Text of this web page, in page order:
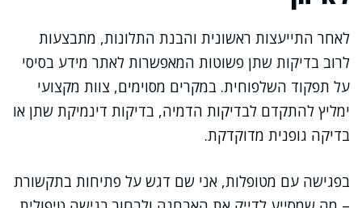
לאחר התייעצות ראשונית והבנת התלונות, מתבצעות
לרוב בדיקות שתן פשוטות המאפשרות לאתר מידע בסיסי
על תפקוד השלפוחית. במקרים מסוימים, צוות מקצועי
ימליץ להתקדם לבדיקות הדמיה, בדיקות דינמיקת שתן או
בדיקה גופנית מדוקדקת.
בפגישה עם מטופלות, אני שם דגש על פתיחות בתקשורת